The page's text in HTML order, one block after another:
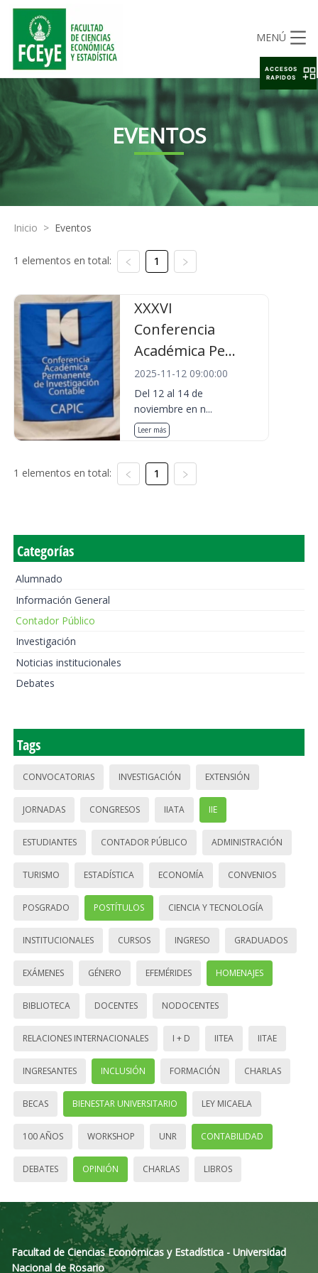
MENÚ
EVENTOS
Inicio > Eventos
1 elementos en total: 1
XXXVI
Conferencia
Académica Pe...
2025-11-12 09:00:00
Del 12 al 14 de
noviembre en n...
Leer más
1 elementos en total: 1
Categorías
Alumnado
Información General
Contador Público
Investigación
Noticias institucionales
Debates
Tags
CONVOCATORIAS INVESTIGACIÓN EXTENSIÓN
JORNADAS CONGRESOS IIATA IIE
ESTUDIANTES CONTADOR PÚBLICO ADMINISTRACIÓN
TURISMO ESTADÍSTICA ECONOMÍA CONVENIOS
POSGRADO POSTÍTULOS CIENCIA Y TECNOLOGÍA
INSTITUCIONALES CURSOS INGRESO GRADUADOS
EXÁMENES GÉNERO EFEMÉRIDES HOMENAJES
BIBLIOTECA DOCENTES NODOCENTES
RELACIONES INTERNACIONALES I + D IITEA IITAE
INGRESANTES INCLUSIÓN FORMACIÓN CHARLAS
BECAS BIENESTAR UNIVERSITARIO LEY MICAELA
100 AÑOS WORKSHOP UNR CONTABILIDAD
DEBATES OPINIÓN CHARLAS LIBROS
Facultad de Ciencias Económicas y Estadística - Universidad
Nacional de Rosario
ACCESOS
RAPIDOS